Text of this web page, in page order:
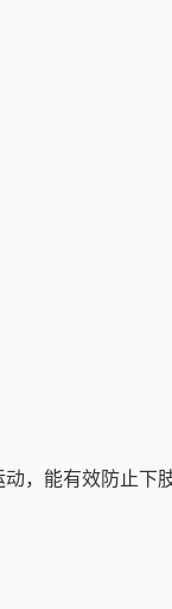
，能有效防止下